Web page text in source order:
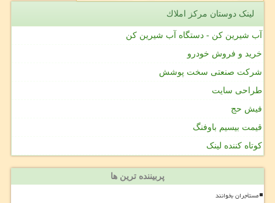
لینک دوستان مركز املاك
آب شیرین کن - دستگاه آب شیرین کن
خرید و فروش خودرو
شرکت صنعتی سخت پوشش
طراحی سایت
فیش حج
قیمت بیسیم باوفنگ
کوتاه کننده لینک
پربیننده ترین ها
مستأجران بخوانند